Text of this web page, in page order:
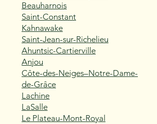
Beauharnois
Saint-Constant
Kahnawake
Saint-Jean-sur-Richelieu
Ahuntsic-Cartierville
Anjou
Côte-des-Neiges–Notre-Dame-
de-Grâce
Lachine
LaSalle
Le Plateau-Mont-Royal